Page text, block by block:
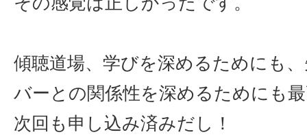
傾聴道場、学びを深めるためにも
バーとの関係性を深めるためにも
次回も申し込み済みだし！